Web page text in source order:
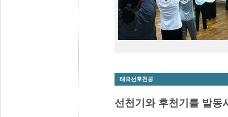
태극선후천공
선천기와 후천기를 발동